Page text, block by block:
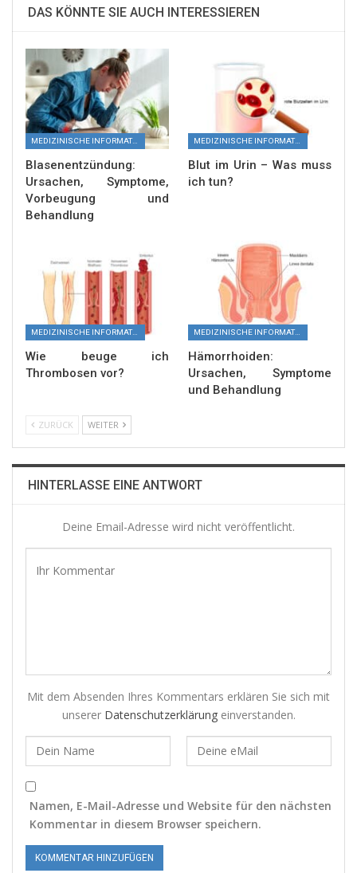
DAS KÖNNTE SIE AUCH INTERESSIEREN
MEDIZINISCHE INFORMATIONEN
Blasenentzündung:
Ursachen, Symptome,
Vorbeugung und
Behandlung
MEDIZINISCHE INFORMATIONEN
Blut im Urin – Was muss
ich tun?
MEDIZINISCHE INFORMATIONEN
Wie beuge ich
Thrombosen vor?
MEDIZINISCHE INFORMATIONEN
Hämorrhoiden:
Ursachen, Symptome
und Behandlung
ZURÜCK WEITER
HINTERLASSE EINE ANTWORT
Deine Email-Adresse wird nicht veröffentlicht.
Mit dem Absenden Ihres Kommentars erklären Sie sich mit
unserer Datenschutzerklärungeinverstanden.
Namen, E-Mail-Adresse und Website für den nächsten
Kommentar in diesem Browser speichern.